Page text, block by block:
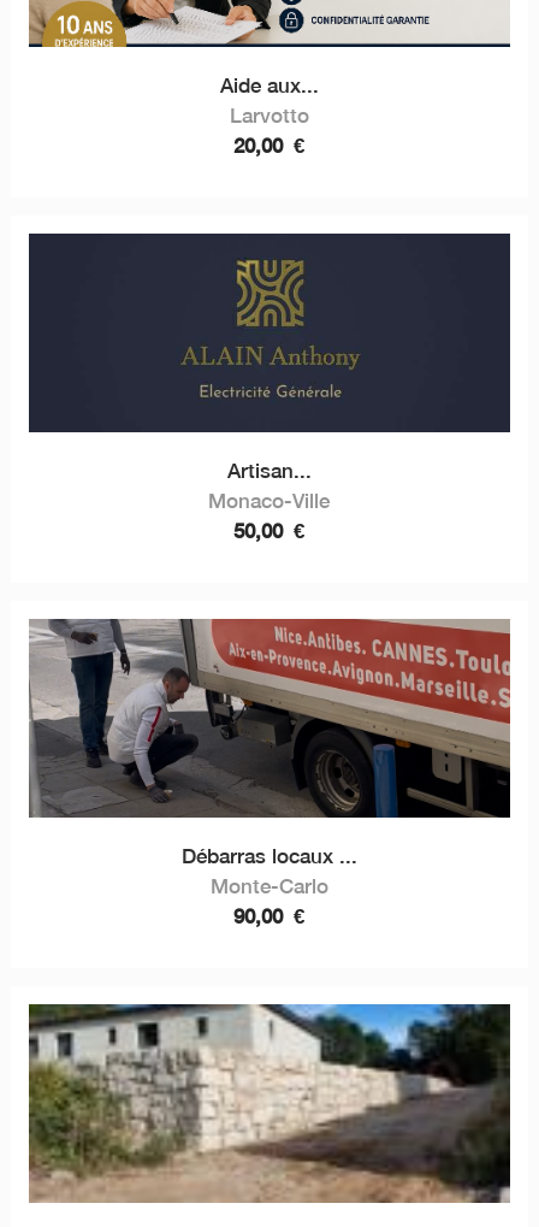
Aide aux...
Larvotto
20,00 €
Artisan...
Monaco-Ville
50,00 €
Débarras locaux ...
Monte-Carlo
90,00 €